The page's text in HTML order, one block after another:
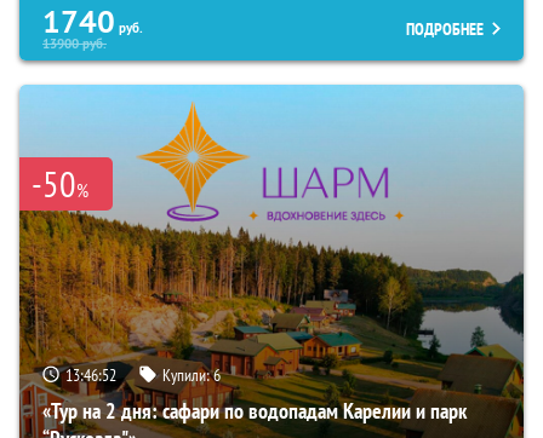
1740 руб.
13900руб.
ПОДРОБНЕЕ
-50%
13:46:51 Купили:6
«Тур на 2 дня: сафари по водопадам Карелии и парк